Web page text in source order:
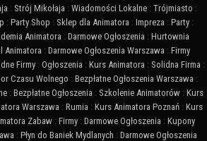
: Strój Mikołaja : Wiadomości Lokalne : Trójmiasto :
: Party Shop : Sklep dla Animatora : Impreza : Party :
Animatora : Darmowe Ogłoszenia : Hurtownia
Animatora : Darmowe Ogłoszenia Warszawa : Firmy
Firmy : Ogłoszenia : Kurs Animatora : Solidna Firma :
Czasu Wolnego : Bezpłatne Ogłoszenia Warszawa :
: Bezpłatne Ogłoszenia : Szkolenie Animatorów : Kurs
Warszawa : Rumia : Kurs Animatora Poznań : Kurs
Zabaw : Firmy : Darmowe Ogłoszenia : Kupony
: Płyn do Baniek Mydlanych : Darmowe Ogłoszenia